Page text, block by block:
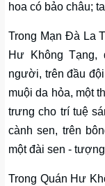
hoa có bảo châu;
Trong Mạn Đà La
Hư Không
người, trên đầu
muội da hỏa, một
trưng cho trí tuệ
cành sen, trên
một đài sen -
Trong Quán Hư